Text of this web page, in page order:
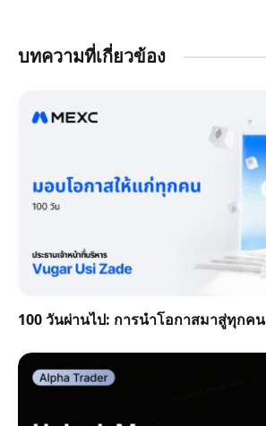
บทความที่เกี่ยวข้อง
100 วันผ่านไป: การนำโอกาสมาสู่ทุกคน